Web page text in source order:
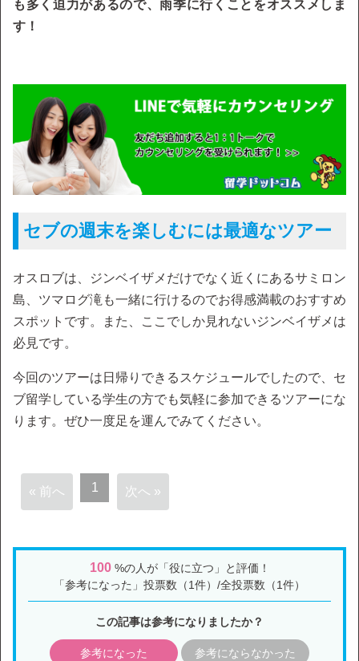
も多く迫力があるので、雨季に行くことをオススメしま
す！
セブの週末を楽しむには最適なツアー
オスロブは、ジンベイザメだけでなく近くにあるサミロン
島、ツマログ滝も一緒に行けるのでお得感満載のおすすめ
スポットです。また、ここでしか見れないジンベイザメは
必見です。
今回のツアーは日帰りできるスケジュールでしたので、セ
ブ留学している学生の方でも気軽に参加できるツアーにな
ります。ぜひ一度足を運んでみてください。
« 前へ 1 次へ »
100%の人が「役に立つ」と評価！
「参考になった」投票数（1件）/全投票数（1件）
この記事は参考になりましたか？
参考になった 参考にならなかった